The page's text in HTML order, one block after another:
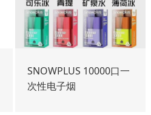
SNOWPLUS 10000口一
次性电子烟